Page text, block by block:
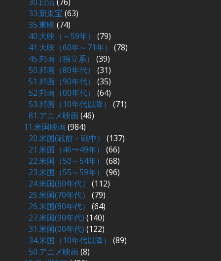
30.日活(76)
33.新東宝(63)
35.東映 (74)
40.大映（～59年）
(79)
41.大映（60年～71年）
(78)
45.邦画（独立系）
(39)
50.邦画（80年代）
(31)
51.邦画（90年代）
(35)
52.邦画（00年代）
(64)
53.邦画（10年代以降）
(71)
81.アニメ映画(46)
11.米国映画(984)
20.米国(戦前・戦中）
(137)
21.米国（46〜49年）
(66)
22.米国（50～54年）
(68)
23.米国（55～59年）
(96)
24.米国(60年代）
(112)
25.米国(70年代）
(79)
26.米国(80年代）
(64)
27.米国(90年代) (140)
31.米国(00年代) (122)
34.米国（10年代以降）
(89)
50.アニメ映画(8)